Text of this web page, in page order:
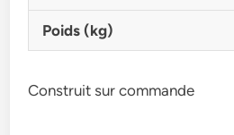
Poids (kg)
Construit sur commande